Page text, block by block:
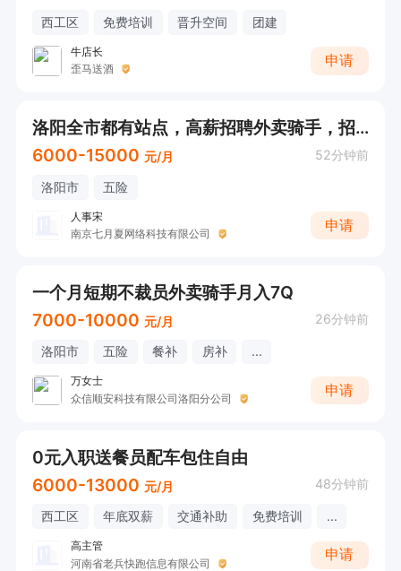
西工区 免费培训 晋升空间 团建
牛店长
歪马送酒
申请
洛阳全市都有站点，高薪招聘外卖骑手，招招招！！！
6000-15000 元/月 52分钟前
洛阳市 五险
人事宋
南京七月夏网络科技有限公司
申请
一个月短期不裁员外卖骑手月入7Q
7000-10000 元/月 26分钟前
洛阳市 五险 餐补 房补 ...
万女士
众信顺安科技有限公司洛阳分公司
申请
0元入职送餐员配车包住自由
6000-13000 元/月 48分钟前
西工区 年底双薪 交通补助 免费培训 ...
高主管
河南省老兵快跑信息有限公司
申请